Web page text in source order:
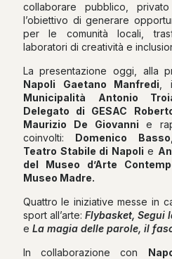
collaborare pubblico,
l’obiettivo di generare
per le comunità locali,
laboratori di creatività e
La presentazione oggi, alla
Napoli Gaetano Manfredi ,
Municipalità Antonio
Delegato di GESAC
Maurizio De Giovanni e
coinvolti: Domenico
Teatro Stabile di Napoli e
del Museo d’Arte
Museo Madre.
Quattro le iniziative messe in
sport all’arte:Flybasket, Segui
e La magia delle parole, il
In collaborazione con